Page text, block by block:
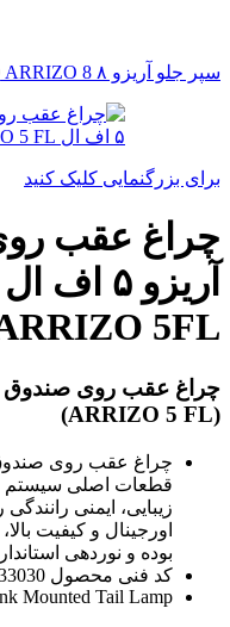
سپر جلو آریزو ۸ ARRIZO 8
برای بزرگنمایی کلیک کنید
چراغ عقب
5FL
(ARRIZO 5 FL)
قطعات اصلی سیستم
زیبایی، ایمنی
اورجینال و کیفیت
بوده و نوردهی
کد فنی محصول J60-4433030
Mounted Tail Lamp